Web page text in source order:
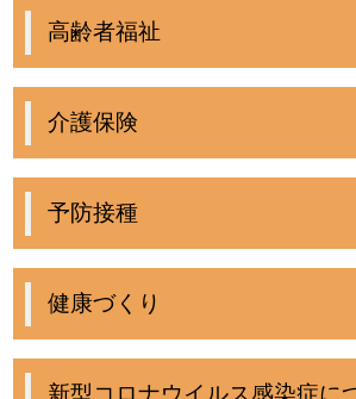
高齢者福祉
介護保険
予防接種
健康づくり
新型コロナウイルス感染症に